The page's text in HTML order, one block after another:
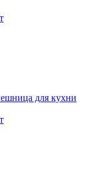
для кухни